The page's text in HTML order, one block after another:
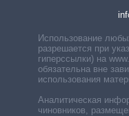
Использование
разрешается при
гиперссылки) на
обязательна вне
использования
Аналитическая
чиновников,